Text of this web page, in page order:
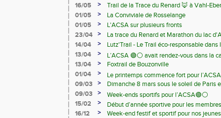
16/05
>
Trail de la Trace du Renard 🦊 à Vahl-
01/05
>
La Conviviale de Rosselange
01/05
>
L'ACSA sur plusieurs fronts
23/04
>
La trace du Renard et Marathon du lac
14/04
>
Lutz'Trail - Le Trail éco-responsable dans
13/04
>
L’ACSA 🟢⚪️ avait rendez-vous dans la
13/04
>
Foxtrail de Bouzonville
01/04
>
Le printemps commence fort pour
09/03
>
Dimanche 8 mars sous le soleil de Paris
09/03
>
Week-ends sportifs pour l’ACSA🟢⚪️
15/02
>
Début d’année sportive pour les
16/12
>
Week-end festif et sportif pour nos